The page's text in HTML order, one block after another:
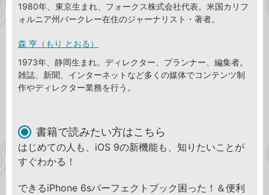
1980年、東京生まれ、フォークス株式会社代表。米国カリフ
ォルニア州バークレー在住のジャーナリスト・著者。
森 亨（もり とおる）
1973年、静岡生まれ。ディレクター、プランナー、編集者。
雑誌、新聞、インターネットなど多くの媒体でコンテンツ制
作やディレクター業務を行う。
書籍で読みたい方はこちら
はじめての人も、iOS 9の新機能も、知りたいことが
すぐわかる！
できるiPhone 6sパーフェクトブック困った！＆便利